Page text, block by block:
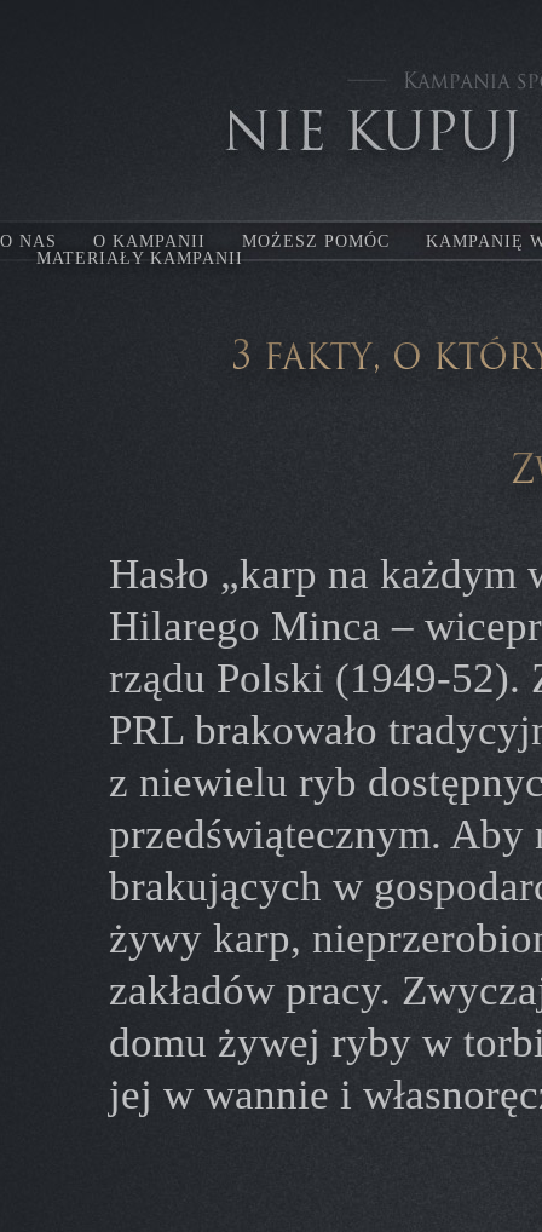
O NAS O KAMPANII MOŻESZ POMÓC
KAMPANIĘ
MATERIAŁY KAMPANII
Hasło „karp na
Hilarego Minca –
rządu Polski (1949-52).
PRL brakowało
z niewielu ryb
przedświątecznym. Aby
brakujących w
żywy karp,
zakładów pracy.
domu żywej ryby w
jej w wannie i